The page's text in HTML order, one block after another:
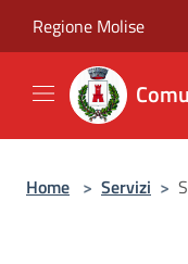
Regione Molise
Home > Servizi >